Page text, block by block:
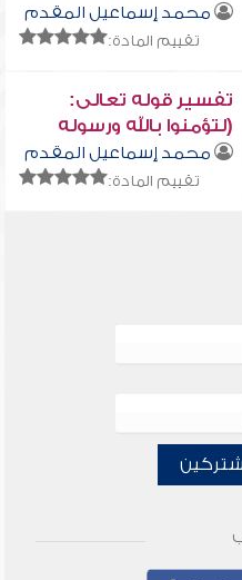
الله عليه وسلم
محمد إسماعيل المقدم
تقييم المادة:
تفسير قوله تعالى:
(لتؤمنوا بالله ورسوله
وتعزروه وتوقروه..)
محمد إسماعيل المقدم
تقييم المادة: